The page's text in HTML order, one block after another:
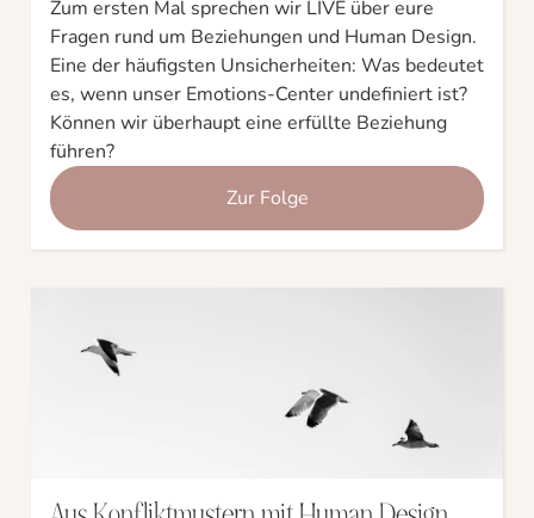
Zum ersten Mal sprechen wir LIVE über eure
Fragen rund um Beziehungen und Human Design.
Eine der häufigsten Unsicherheiten: Was bedeutet
es, wenn unser Emotions-Center undefiniert ist?
Können wir überhaupt eine erfüllte Beziehung
führen?
Zur Folge